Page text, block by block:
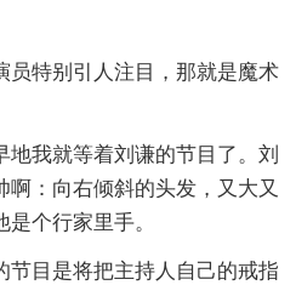
员特别引人注目，那就是魔术
地我就等着刘谦的节目了。刘
：向右倾斜的头发，又大又
个行家里手。
节目是将把主持人自己的戒指